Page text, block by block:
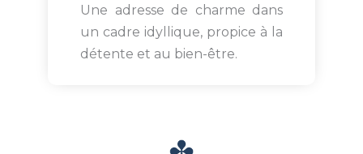
Une adresse de charme dans
un cadre idyllique, propice à la
détente et au bien-être.